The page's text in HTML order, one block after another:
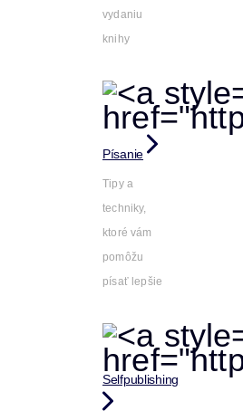
vydaniu
knihy
Písanie
Tipy a
techniky,
ktoré vám
pomôžu
písať lepšie
Selfpublishing